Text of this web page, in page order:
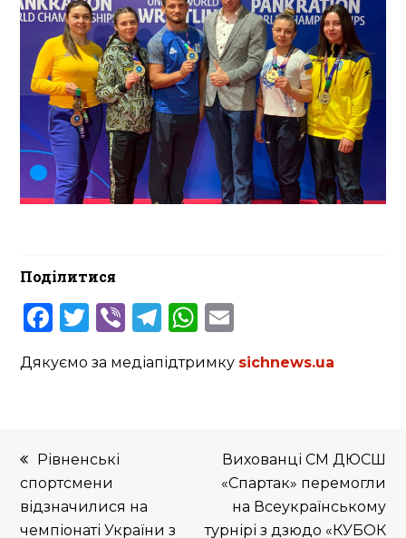
Поділитися
Facebook
Twitter
ViberTelegram
WhatsApp
Дякуємо за медіапідтримку sichnews.ua
previous
post:
Рівненські
спортсмени
відзначилися на
чемпіонаті України з
next
post:
Вихованці СМ ДЮСШ
«Спартак» перемогли
на Всеукраїнському
турнірі з дзюдо «КУБОК